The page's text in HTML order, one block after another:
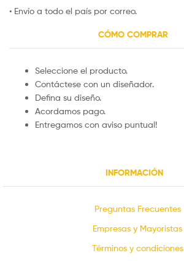
• Envío a todo el país por correo.
CÓMO COMPRAR
Seleccione el producto.
Contáctese con un diseñador.
Defina su diseño.
Acordamos pago.
Entregamos con aviso puntual!
INFORMACIÓN
Preguntas Frecuentes
Empresas y Mayoristas
Términos y condiciones